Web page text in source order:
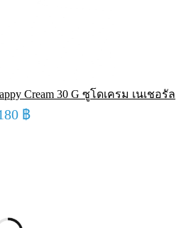
Cream 30 G ซูโดเครม เนเชอรัล
฿